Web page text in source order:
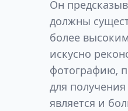
Он
должны
более
искусно
фотографию,
для
является и